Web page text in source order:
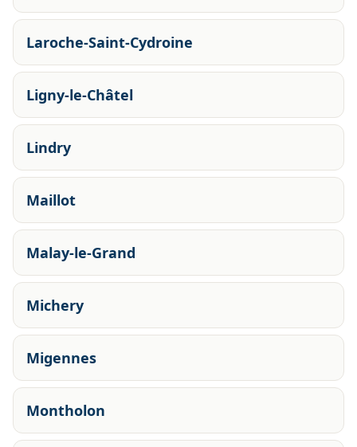
Laroche-Saint-Cydroine
Ligny-le-Châtel
Lindry
Maillot
Malay-le-Grand
Michery
Migennes
Montholon